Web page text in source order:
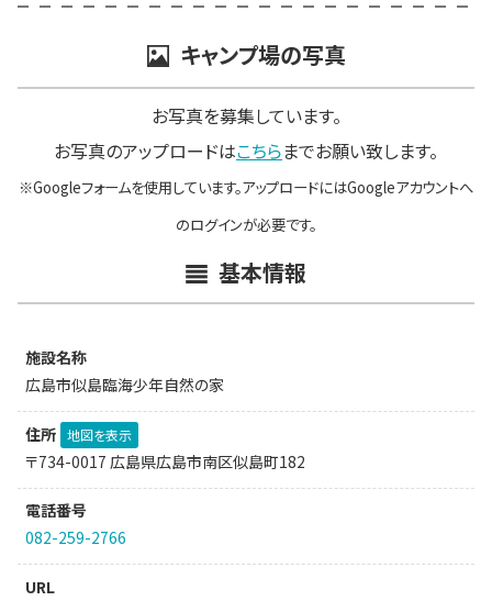
キャンプ場の写真
お写真を募集しています。
お写真のアップロードはこちらまでお願い致します。
※Googleフォームを使用しています。アップロードにはGoogleアカウントへ
のログインが必要です。
基本情報
施設名称
広島市似島臨海少年自然の家
住所 地図を表示
〒734-0017 広島県広島市南区似島町182
電話番号
082-259-2766
URL